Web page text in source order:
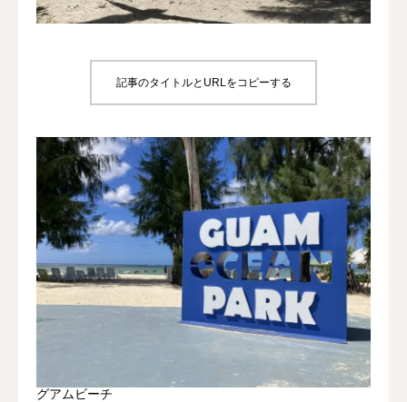
記事のタイトルとURLをコピーする
グアムビーチ
ドッグカフェ
室内ドッグラン
NEWS
会社概要